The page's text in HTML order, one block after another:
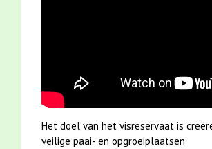
Het doel van het visreservaat is
veilige paai- en opgroeiplaatsen